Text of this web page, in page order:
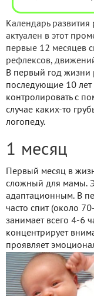
Календарь
актуален в этот
первые 12 месяцев
рефлексов,
В первый год жизни
последующие 10 лет
контролировать с
случае каких-то
логопеду.
1 месяц
Первый месяц в
сложный для мамы.
адаптационным. В
часто спит (около
занимает всего 4-6
концентрирует
проявляет